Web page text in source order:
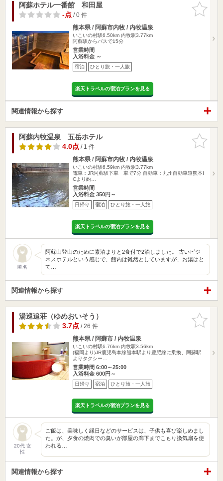
お気に入
りに追加
阿蘇ホテル一番館 和田屋
-点/ 0 件
熊本県 / 阿蘇市内牧 / 内牧温泉
いこいの村駅6.50km 内牧駅3.77km
阿蘇駅からバスで15分
営業時間
入浴料金 ～
宿泊 ひとり旅・一人旅
楽天トラベルの宿泊プランを見る
関連情報から探す
お気に入
りに追加
阿蘇内牧温泉 五岳ホテル
4.0点/ 1 件
熊本県 / 阿蘇市内牧 / 内牧温泉
いこいの村駅6.59km 内牧駅3.77km
電車：JR阿蘇駅下車 車で7分 自動車：九州自動車道熊本I
Cより約…
営業時間
入浴料金 350円～
日帰り 宿泊 ひとり旅・一人旅
楽天トラベルの宿泊プランを見る
匿名
阿蘇山登山のために素泊まりと2食付で2泊しました。 古いビジ
ネスホテルという感じで、館内は雑然としていますが、お湯はと
て…
関連情報から探す
お気に入
りに追加
湯巡追荘（ゆめおいそう）
3.7点/ 26 件
熊本県 / 阿蘇市 / 内牧温泉
いこいの村駅6.76km 内牧駅3.56km
(福岡より)JR鹿児島本線熊本駅より豊肥線に乗換、阿蘇駅
よりタクシー…
営業時間 6:00～25:00
入浴料金 600円～
日帰り 宿泊 ひとり旅・一人旅
楽天トラベルの宿泊プランを見る
20代 女
性
ご飯は、美味しく縁日などのサービスは、子供も喜び楽しめまし
た。が、夕食の焼肉での臭いが部屋の廊下までこもり換気扇を使
われる…
関連情報から探す